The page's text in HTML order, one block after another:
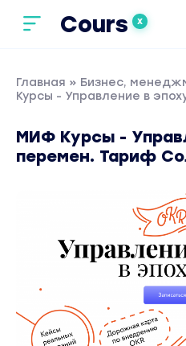
Cours X
Главная » Бизнес,
Курсы - Управление в
МИФ Курсы -
перемен. Тариф